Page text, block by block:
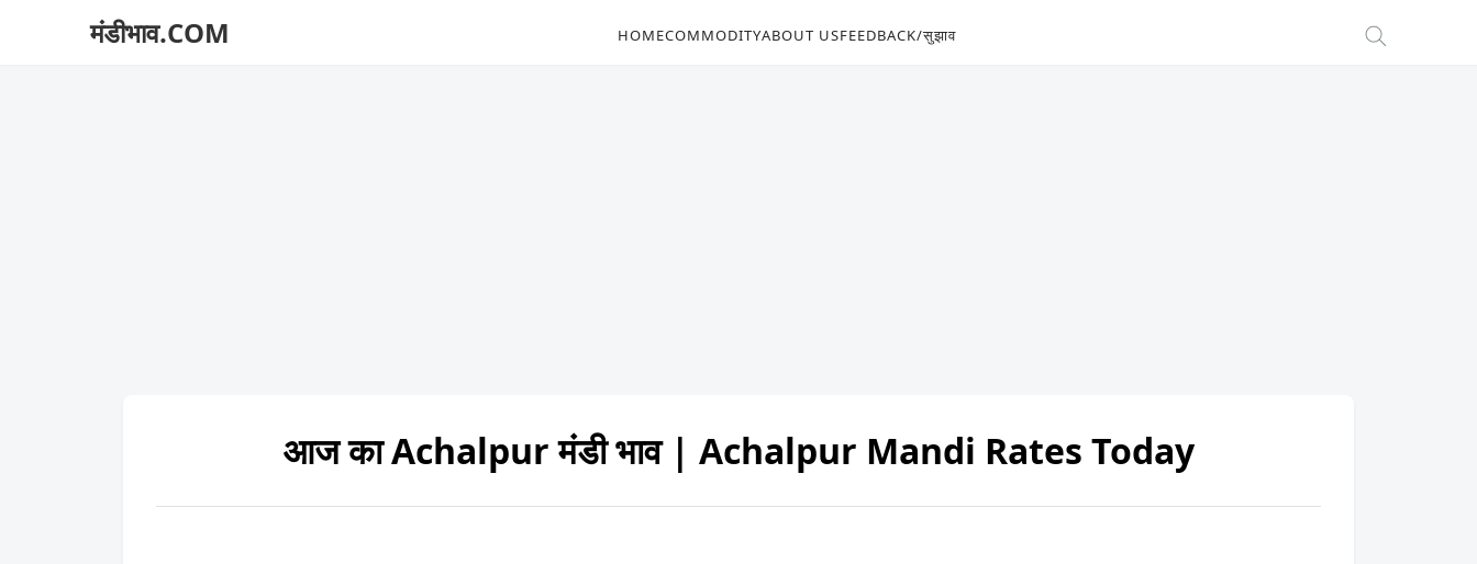
मंडीभाव.COM HOMECOMMODITYABOUT USFEEDBACK/सुझाव
आज का Achalpur मंडी भाव | Achalpur Mandi Rates Today